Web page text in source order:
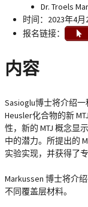
Dr. Troels
时间：2023年4
报名链接：
内容
Sasioglu博士将介绍
Heusler化合物的新
性，新的 MTJ 概念显
中的潜力。所提出的
实验实现，并获得了专
Markussen 博士将介
不同覆盖层材料。